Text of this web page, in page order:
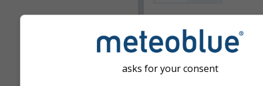
bft
km/h
mph kn
asks for your consent